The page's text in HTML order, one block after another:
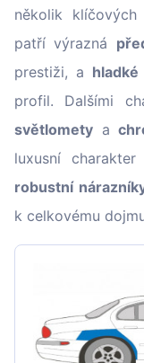
několik
patří výrazná
prestiži, a hladké
profil. Dalšími
světlomety a
luxusní
robustní
k celkovému